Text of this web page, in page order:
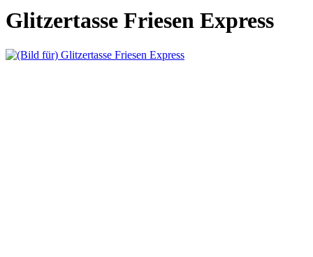
Glitzertasse Friesen Express